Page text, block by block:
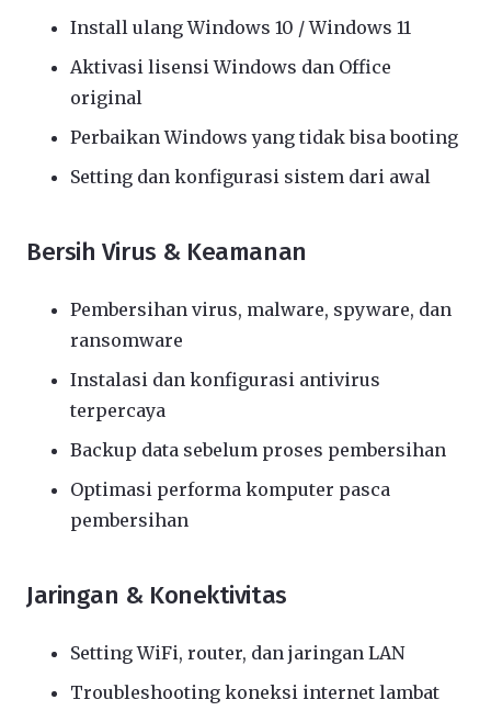
Install ulang Windows 10 / Windows 11
Aktivasi lisensi Windows dan Office
original
Perbaikan Windows yang tidak bisa booting
Setting dan konfigurasi sistem dari awal
Bersih Virus & Keamanan
Pembersihan virus, malware, spyware, dan
ransomware
Instalasi dan konfigurasi antivirus
terpercaya
Backup data sebelum proses pembersihan
Optimasi performa komputer pasca
pembersihan
Jaringan & Konektivitas
Setting WiFi, router, dan jaringan LAN
Troubleshooting koneksi internet lambat